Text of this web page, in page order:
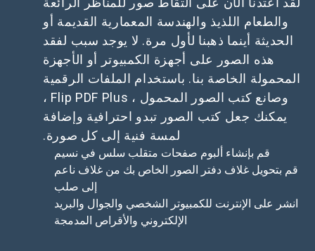
والطعام اللذيذ والهندسة المعمارية القديمة أو
الحديثة أينما ذهبنا لأول مرة. لا يوجد سبب لفقد
هذه الصور على أجهزة الكمبيوتر أو الأجهزة
المحمولة الخاصة بنا. باستخدام الملفات الرقمية
وصانع كتب الصور المحمول ، Flip PDF Plus ،
يمكنك جعل كتب الصور تبدو احترافية وإضافة
لمسة فنية إلى كل صورة.
قم بإنشاء ألبوم صفحات متقلب سلس في نسيم
قم بتحويل غلاف دفتر الصور الخاص بك من غلاف ناعم
إلى صلب
انشر على الإنترنت للكمبيوتر الشخصي والجوال والبريد
الإلكتروني والأقراص المدمجة